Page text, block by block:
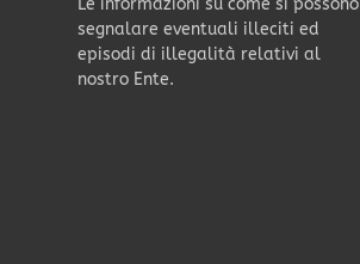
Le informazioni su come si possono
segnalare eventuali illeciti ed
episodi di illegalità relativi al
nostro Ente.